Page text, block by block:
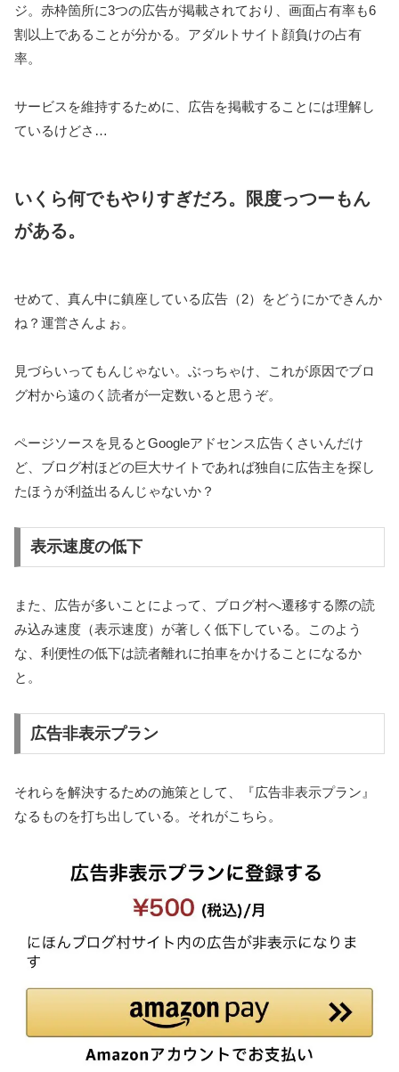
ジ。赤枠箇所に3つの広告が掲載されており、画面占有率も6
割以上であることが分かる。アダルトサイト顔負けの占有
率。
サービスを維持するために、広告を掲載することには理解し
ているけどさ…
いくら何でもやりすぎだろ。限度っつーもん
がある。
せめて、真ん中に鎮座している広告（2）をどうにかできんか
ね？運営さんよぉ。
見づらいってもんじゃない。ぶっちゃけ、これが原因でブロ
グ村から遠のく読者が一定数いると思うぞ。
ページソースを見るとGoogleアドセンス広告くさいんだけ
ど、ブログ村ほどの巨大サイトであれば独自に広告主を探し
たほうが利益出るんじゃないか？
表示速度の低下
また、広告が多いことによって、ブログ村へ遷移する際の読
み込み速度（表示速度）が著しく低下している。このよう
な、利便性の低下は読者離れに拍車をかけることになるか
と。
広告非表示プラン
それらを解決するための施策として、『広告非表示プラン』
なるものを打ち出している。それがこちら。